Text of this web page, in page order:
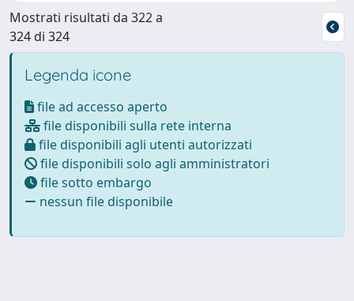
Mostrati risultati da 322 a
324 di 324
Legenda icone
file ad accesso aperto
file disponibili sulla rete interna
file disponibili agli utenti autorizzati
file disponibili solo agli amministratori
file sotto embargo
nessun file disponibile